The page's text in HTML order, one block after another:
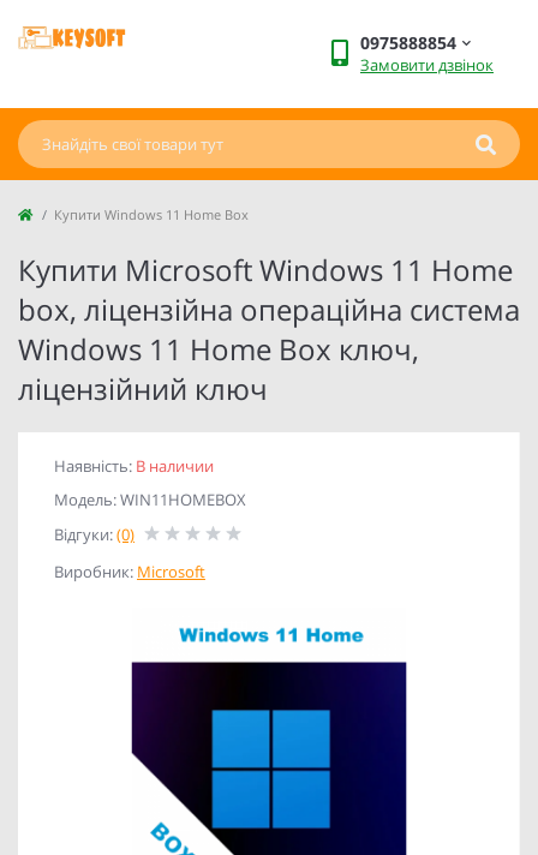
0975888854
Замовити дзвінок
Купити Windows 11 Home Box
Купити Microsoft Windows 11 Home
box, ліцензійна операційна система
Windows 11 Home Box ключ,
ліцензійний ключ
Наявність: В наличии
Модель: WIN11HOMEBOX
Відгуки:(0)
Виробник: Microsoft